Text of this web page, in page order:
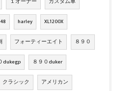
48 harley XL1200X
フォーティーエイト ８９０
dukegp ８９０duker
クラシック アメリカン